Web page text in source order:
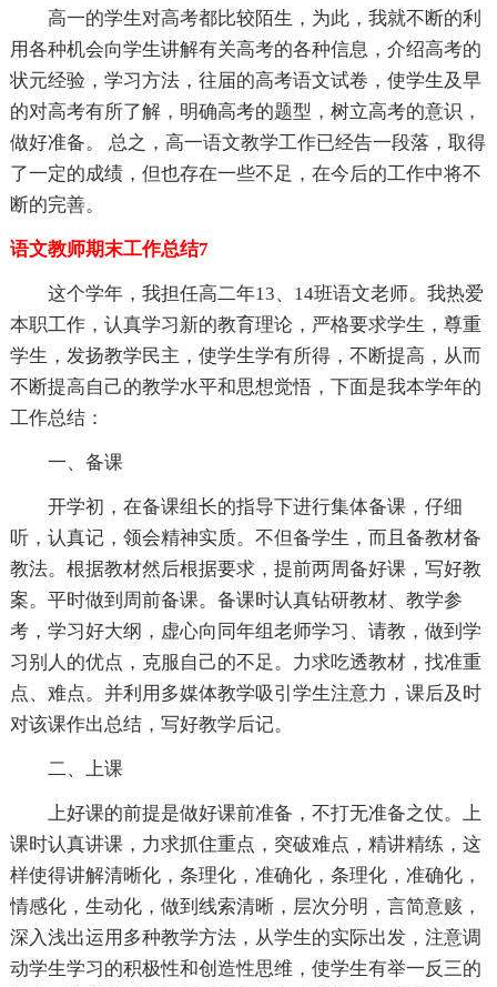
高一的学生对高考都比较陌生，为此，我就不断的利
用各种机会向学生讲解有关高考的各种信息，介绍高考的
状元经验，学习方法，往届的高考语文试卷，使学生及早
的对高考有所了解，明确高考的题型，树立高考的意识，
做好准备。 总之，高一语文教学工作已经告一段落，取得
了一定的成绩，但也存在一些不足，在今后的工作中将不
断的完善。
语文教师期末工作总结7
这个学年，我担任高二年13、14班语文老师。我热爱
本职工作，认真学习新的教育理论，严格要求学生，尊重
学生，发扬教学民主，使学生学有所得，不断提高，从而
不断提高自己的教学水平和思想觉悟，下面是我本学年的
工作总结：
一、备课
开学初，在备课组长的指导下进行集体备课，仔细
听，认真记，领会精神实质。不但备学生，而且备教材备
教法。根据教材然后根据要求，提前两周备好课，写好教
案。平时做到周前备课。备课时认真钻研教材、教学参
考，学习好大纲，虚心向同年组老师学习、请教，做到学
习别人的优点，克服自己的不足。力求吃透教材，找准重
点、难点。并利用多媒体教学吸引学生注意力，课后及时
对该课作出总结，写好教学后记。
二、上课
上好课的前提是做好课前准备，不打无准备之仗。上
课时认真讲课，力求抓住重点，突破难点，精讲精练，这
样使得讲解清晰化，条理化，准确化，条理化，准确化，
情感化，生动化，做到线索清晰，层次分明，言简意赅，
深入浅出运用多种教学方法，从学生的实际出发，注意调
动学生学习的积极性和创造性思维，使学生有举一反三的